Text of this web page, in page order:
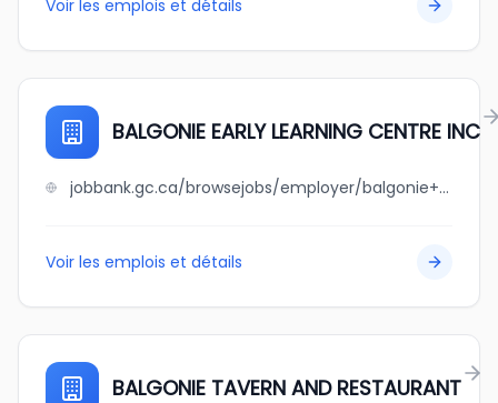
Voir les emplois et détails
BALGONIE EARLY LEARNING CENTRE INC
jobbank.gc.ca/browsejobs/employer/balgonie+early+learning+centre+inc/ca
Voir les emplois et détails
BALGONIE TAVERN AND RESTAURANT